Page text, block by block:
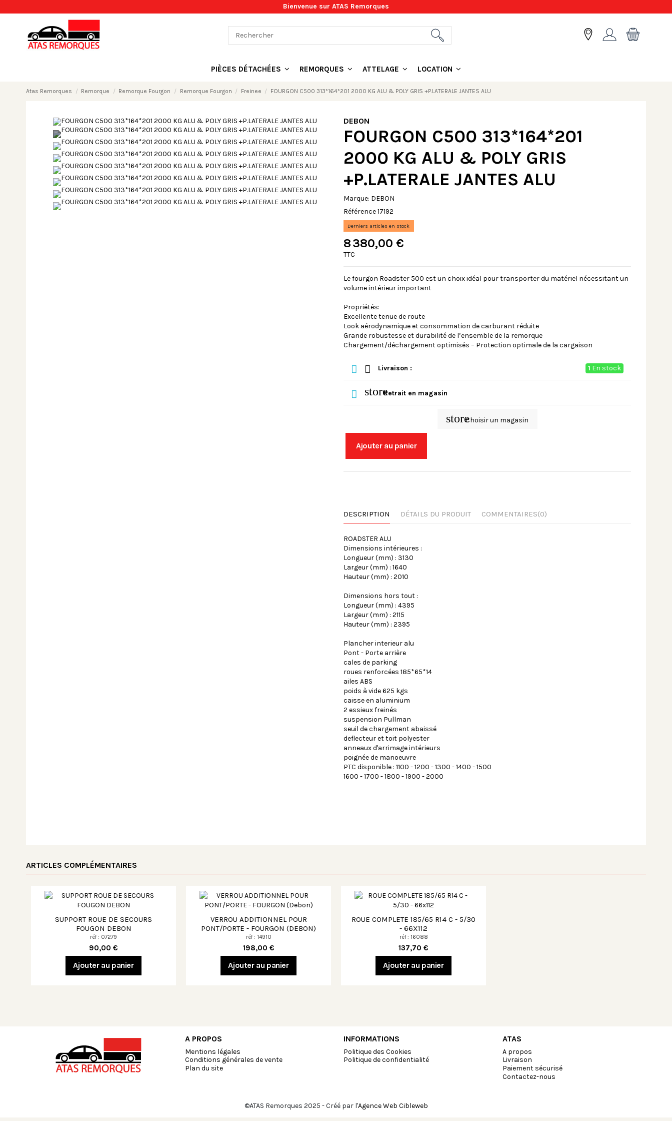
Bienvenue sur ATAS Remorques
PIÈCES DÉTACHÉES REMORQUES ATTELAGE LOCATION
Atas Remorques Remorque Remorque Fourgon Remorque Fourgon Freinee FOURGON C500 313*164*201 2000 KG ALU & POLY GRIS +P.LATERALE JANTES ALU
DEBON
FOURGON C500 313*164*201
2000 KG ALU & POLY GRIS
+P.LATERALE JANTES ALU
Marque: DEBON
Référence17192
Derniers articles en stock
8 380,00 €
TTC
Le fourgon Roadster 500 est un choix idéal pour transporter du matériel nécessitant un
volume intérieur important
Propriétés:
Excellente tenue de route
Look aérodynamique et consommation de carburant réduite
Grande robustesse et durabilité de l’ensemble de la remorque
Chargement/déchargement optimisés – Protection optimale de la cargaison
Livraison : 1 En stock
storeRetrait en magasin
storeChoisir un magasin
Ajouter au panier
DESCRIPTION DÉTAILS DU PRODUIT COMMENTAIRES(0)
ROADSTER ALU
Dimensions intérieures :
Longueur (mm) : 3130
Largeur (mm) : 1640
Hauteur (mm) : 2010
Dimensions hors tout :
Longueur (mm) : 4395
Largeur (mm) : 2115
Hauteur (mm) : 2395
Plancher interieur alu
Pont - Porte arrière
cales de parking
roues renforcées 185*65*14
ailes ABS
poids à vide 625 kgs
caisse en aluminium
2 essieux freinés
suspension Pullman
seuil de chargement abaissé
deflecteur et toit polyester
anneaux d'arrimage intérieurs
poignée de manoeuvre
PTC disponible : 1100 - 1200 - 1300 - 1400 - 1500
1600 - 1700 - 1800 - 1900 - 2000
ARTICLES COMPLÉMENTAIRES
SUPPORT ROUE DE SECOURS
FOUGON DEBON
réf : 07279
90,00 €
Ajouter au panier
VERROU ADDITIONNEL POUR
PONT/PORTE - FOURGON (DEBON)
réf : 14910
198,00 €
Ajouter au panier
ROUE COMPLETE 185/65 R14 C - 5/30
- 66X112
réf : 16088
137,70 €
Ajouter au panier
A PROPOS
Mentions légales
Conditions générales de vente
Plan du site
INFORMATIONS
Politique des Cookies
Politique de confidentialité
ATAS
A propos
Livraison
Paiement sécurisé
Contactez-nous
©ATAS Remorques 2025 - Créé par l'Agence Web Cibleweb